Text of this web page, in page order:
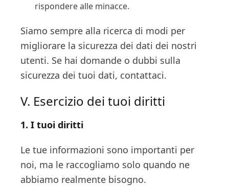
rispondere alle minacce.
Siamo sempre alla ricerca di modi per
migliorare la sicurezza dei dati dei nostri
utenti. Se hai domande o dubbi sulla
sicurezza dei tuoi dati, contattaci.
V. Esercizio dei tuoi diritti
1. I tuoi diritti
Le tue informazioni sono importanti per
noi, ma le raccogliamo solo quando ne
abbiamo realmente bisogno.